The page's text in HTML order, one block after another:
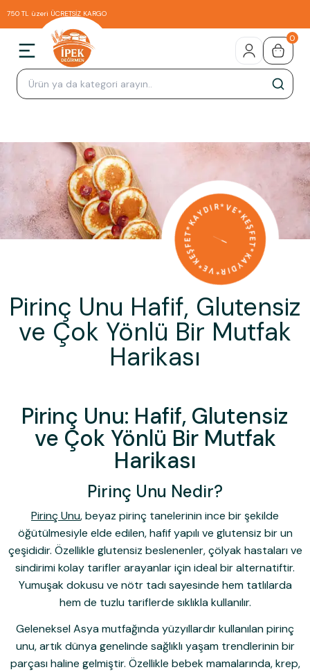
750 TL üzeri ÜCRETSİZ KARGO
0
Pirinç Unu Hafif, Glutensiz
ve Çok Yönlü Bir Mutfak
Harikası
Pirinç Unu: Hafif, Glutensiz
ve Çok Yönlü Bir Mutfak
Harikası
Pirinç Unu Nedir?
Pirinç Unu, beyaz pirinç tanelerinin ince bir şekilde
öğütülmesiyle elde edilen, hafif yapılı ve glutensiz bir un
çeşididir. Özellikle glutensiz beslenenler, çölyak hastaları ve
sindirimi kolay tarifler arayanlar için ideal bir alternatiftir.
Yumuşak dokusu ve nötr tadı sayesinde hem tatlılarda
hem de tuzlu tariflerde sıklıkla kullanılır.
Geleneksel Asya mutfağında yüzyıllardır kullanılan pirinç
unu, artık dünya genelinde sağlıklı yaşam trendlerinin bir
parçası haline gelmiştir. Özellikle bebek mamalarında, krep,